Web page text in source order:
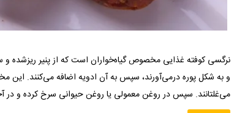
نرگسی کوفته غذایی مخصوص گیاه‌خواران است که از پنیر ریزشده
و به شکل پوره درمی‌آورند‌، سپس به آن ادویه اضافه می‌کنند. این
می‌غلتانند. سپس در روغن معمولی یا روغن حیوانی سرخ کرده و